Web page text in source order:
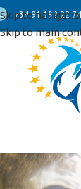
Skip to
Skip to main
+34 91 192 22 74